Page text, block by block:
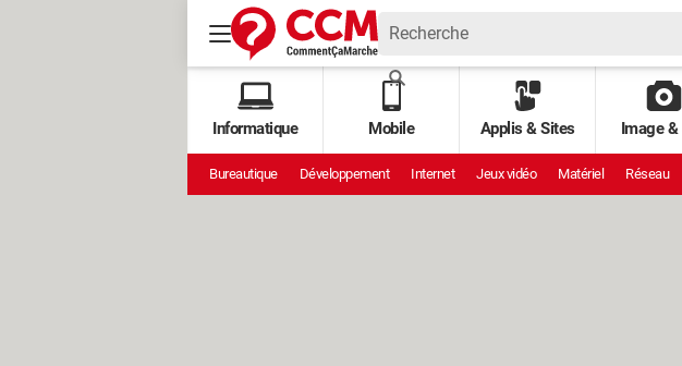
Informatique Mobile Applis & Sites Image &
Bureautique Développement Internet Jeux vidéo Matériel Réseau